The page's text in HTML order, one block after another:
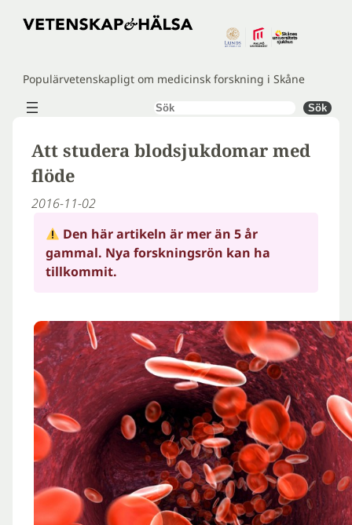
Hoppa
Populärvetenskapligt om medicinsk forskning i Skåne
Sök Sök
Att studera blodsjukdomar med
flöde
2016-11-02
Den här artikeln är mer än 5 år
gammal. Nya forskningsrön kan ha
tillkommit.